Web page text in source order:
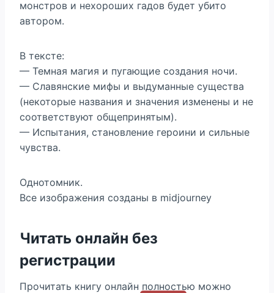
монстров и нехороших гадов будет убито
автором.
В тексте:
— Темная магия и пугающие создания ночи.
— Славянские мифы и выдуманные существа
(некоторые названия и значения изменены и не
соответствуют общепринятым).
— Испытания, становление героини и сильные
чувства.
Однотомник.
Все изображения созданы в midjourney
Читать онлайн без
регистрации
Прочитать книгу онлайн полностью можно